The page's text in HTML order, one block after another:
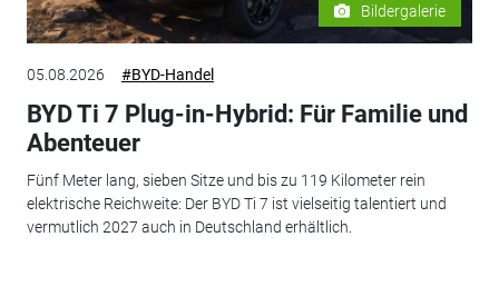
Bildergalerie
05.08.2026 #BYD-Handel
BYD Ti 7 Plug-in-Hybrid: Für Familie und
Abenteuer
Fünf Meter lang, sieben Sitze und bis zu 119 Kilometer rein
elektrische Reichweite: Der BYD Ti 7 ist vielseitig talentiert und
vermutlich 2027 auch in Deutschland erhältlich.